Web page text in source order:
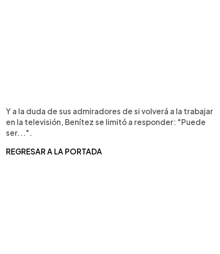
Y a la duda de sus admiradores de si volverá a la trabajar
en la televisión, Benítez se limitó a responder: "Puede
ser...".
REGRESAR A LA PORTADA